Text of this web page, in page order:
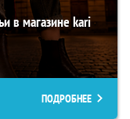
в магазине kari
ПОДРОБНЕЕ